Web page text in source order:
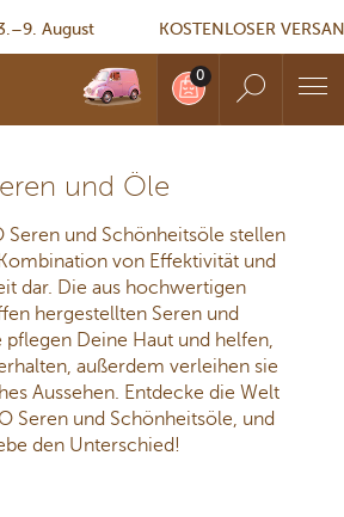
August KOSTENLOSER
und Öle
Seren und Schönheitsöle stellen
von Effektivität und
dar. Die aus hochwertigen
hergestellten Seren und
pflegen Deine Haut und helfen,
außerdem verleihen sie
Aussehen. Entdecke die Welt
Seren und Schönheitsöle, und
den Unterschied!